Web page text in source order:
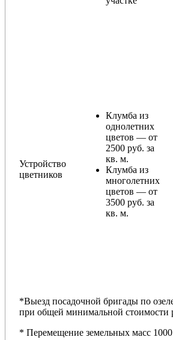
Устройство
цветников
Клумба из
однолетних
цветов — от
2500 руб. за
кв. м.
Клумба из
многолетних
цветов — от
3500 руб. за
кв. м.
*Выезд посадочной бригады по
при общей минимальной стоимости
* Перемещение земельных масс